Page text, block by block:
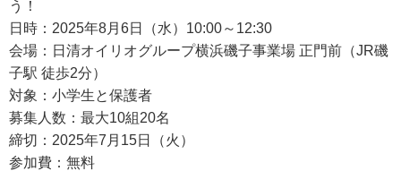
う！
日時：2025年8月6日（水）10:00～12:30
会場：日清オイリオグループ横浜磯子事業場 正門前（JR磯
子駅 徒歩2分）
対象：小学生と保護者
募集人数：最大10組20名
締切：2025年7月15日（火）
参加費：無料